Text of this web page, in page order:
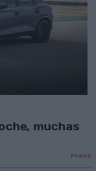
muchas
Press